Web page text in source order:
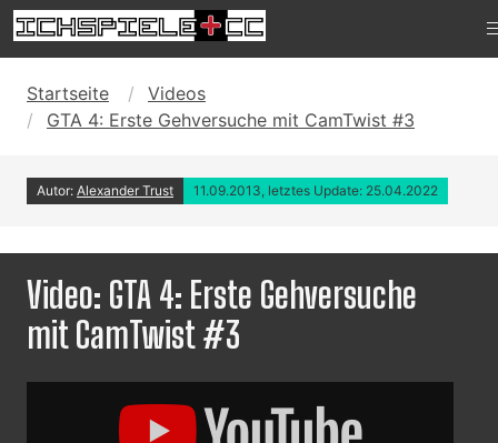
Startseite
Videos
GTA 4: Erste Gehversuche mit CamTwist #3
Autor: Alexander Trust 11.09.2013, letztes Update: 25.04.2022
Video: GTA 4: Erste Gehversuche
mit CamTwist #3